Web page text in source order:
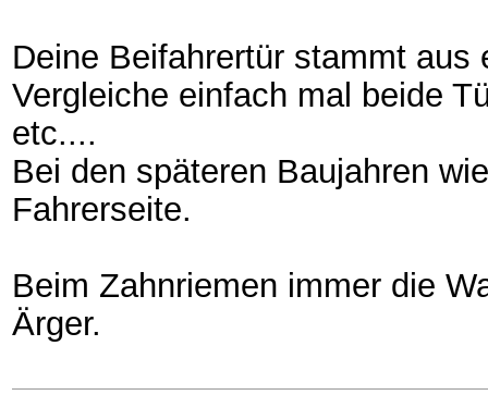
Deine Beifahrertür stammt
Vergleiche einfach mal beide
etc....
Bei den späteren Baujahren
Fahrerseite.
Beim Zahnriemen immer die
Ärger.